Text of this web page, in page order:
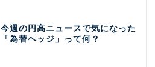
今週の円高ニュースで気になった
「為替ヘッジ」って何？